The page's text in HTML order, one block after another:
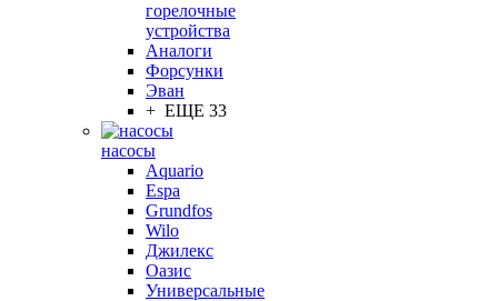
горелочные
устройства
Aналоги
Форсунки
Эван
+ ЕЩЕ 33
насосы
Aquario
Espa
Grundfos
Wilo
Джилекс
Оазис
Универсальные